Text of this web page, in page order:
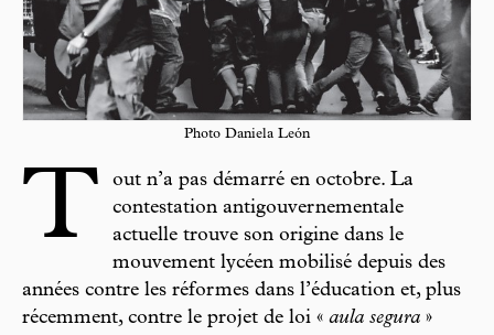
Photo Daniela León
T
out n’a pas démarré en octobre. La
contestation antigouvernementale
actuelle trouve son origine dans le
mouvement lycéen mobilisé depuis des
années contre les réformes dans l’éducation et, plus
récemment, contre le projet de loi « aula segura »